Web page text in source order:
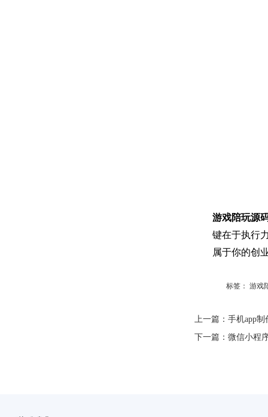
游戏陪玩源
键在于执行
属于你的创
标签： 游戏
上一篇： 手机app
下一篇： 微信小程